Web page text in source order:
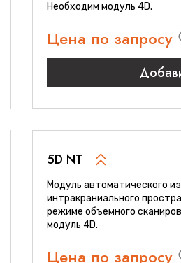
Необходим модуль 4D.
Цена по запросу
5D NT
Модуль автоматического
интракраниального
режиме объемного
модуль 4D.
Цена по запросу